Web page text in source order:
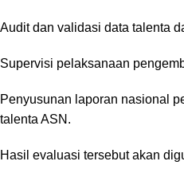
Audit dan validasi data talenta
Supervisi pelaksanaan
Penyusunan laporan nasional
talenta ASN.
Hasil evaluasi tersebut akan